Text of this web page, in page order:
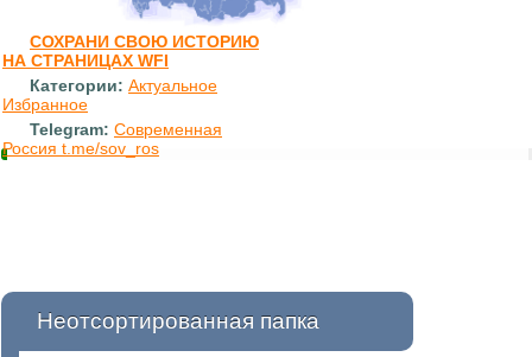
СОХРАНИ СВОЮ ИСТОРИЮ
НА СТРАНИЦАХ WFI
Категории: Актуальное
Избранное
Telegram: Современная
Россия t.me/sov_ros
Неотсортированная папка